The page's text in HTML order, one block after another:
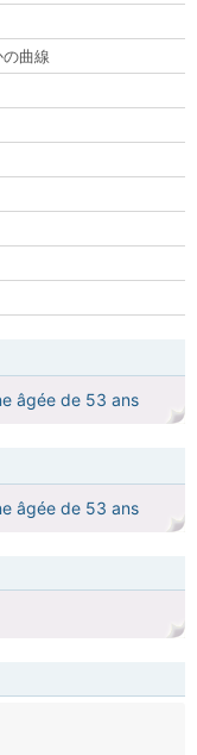
曲線
âgée de 53 ans
âgée de 53 ans